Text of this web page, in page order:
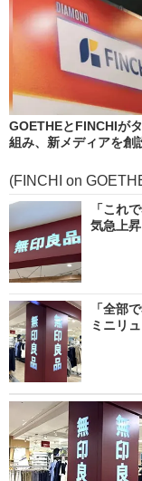
GOETHEとFINCHIが
組み、新メディアを創
(FINCHI on
「これ
気急上
「全部
ミニリ